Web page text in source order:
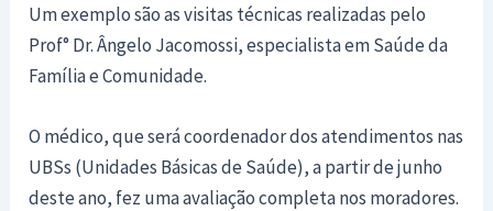
Um exemplo são as visitas técnicas realizadas pelo
Prof° Dr. Ângelo Jacomossi, especialista em Saúde da
Família e Comunidade.
O médico, que será coordenador dos atendimentos nas
UBSs (Unidades Básicas de Saúde), a partir de junho
deste ano, fez uma avaliação completa nos moradores.